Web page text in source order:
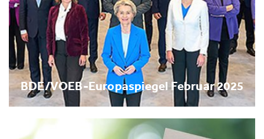
BDE/VOEB-Europaspiegel Februar 2025